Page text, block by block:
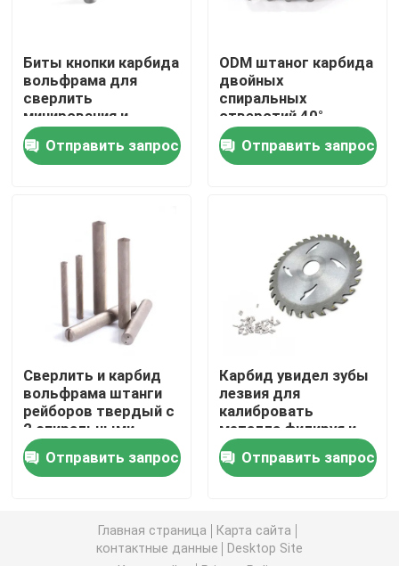
Карбид режа вставки
вставки карбида поворачивая
Компоненты прессформы пунша
Борштанги с резцами карбида
Материал карбида вольфрама
вставки карбида филируя
Отрезка вставки
Биты кнопки карбида
вольфрама для
сверлить
минирования и
конструкции
Отправить запрос
ODM штаног карбида
двойных
спиральных
отверстий 40°
твердый для
сверлить и рейборов
Отправить запрос
Сверлить и карбид
вольфрама штанги
рейборов твердый с
2 спиральными
отверстиями 15°
Отправить запрос
Карбид увидел зубы
лезвия для
калибровать
металла филируя и
резать Etc
Отправить запрос
Главная страница
Карта сайта
контактные данные
Desktop Site